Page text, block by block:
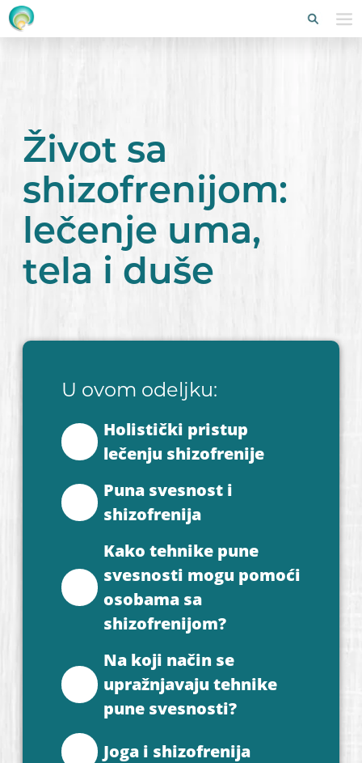
Život sa
shizofrenijom:
lečenje uma,
tela i duše
U ovom odeljku:
Holistički pristup
lečenju shizofrenije
Puna svesnost i
shizofrenija
Kako tehnike pune
svesnosti mogu pomoći
osobama sa
shizofrenijom?
Na koji način se
upražnjavaju tehnike
pune svesnosti?
Joga i shizofrenija